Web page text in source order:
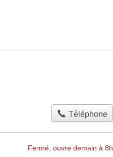
Téléphone
Fermé, ouvre demain à 8h